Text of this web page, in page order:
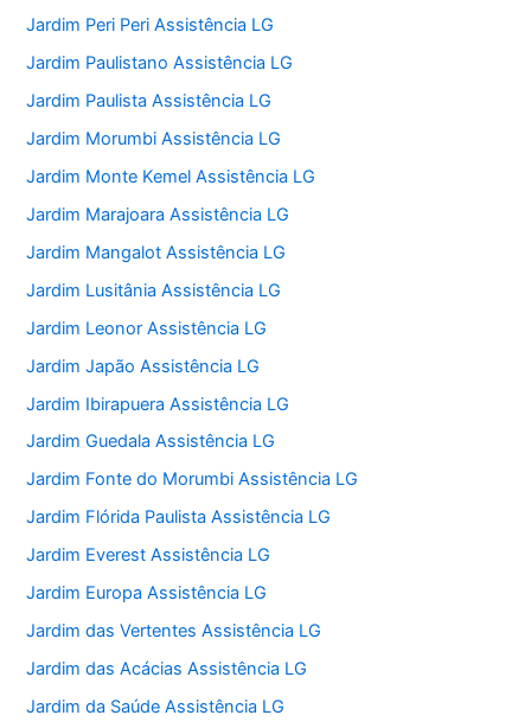
Jardim Peri Peri Assistência LG
Jardim Paulistano Assistência LG
Jardim Paulista Assistência LG
Jardim Morumbi Assistência LG
Jardim Monte Kemel Assistência LG
Jardim Marajoara Assistência LG
Jardim Mangalot Assistência LG
Jardim Lusitânia Assistência LG
Jardim Leonor Assistência LG
Jardim Japão Assistência LG
Jardim Ibirapuera Assistência LG
Jardim Guedala Assistência LG
Jardim Fonte do Morumbi Assistência LG
Jardim Flórida Paulista Assistência LG
Jardim Everest Assistência LG
Jardim Europa Assistência LG
Jardim das Vertentes Assistência LG
Jardim das Acácias Assistência LG
Jardim da Saúde Assistência LG